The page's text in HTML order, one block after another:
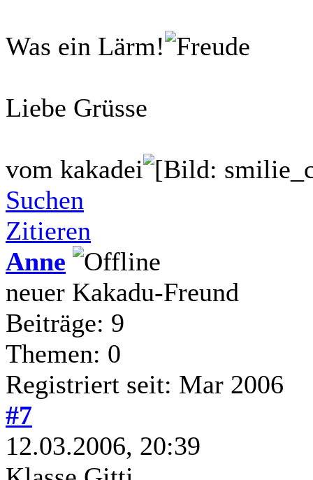
Was ein Lärm!
Liebe Grüsse
vom kakadei
Suchen
Zitieren
Anne
neuer Kakadu-Freund
Beiträge: 9
Themen: 0
Registriert seit: Mar 2006
#7
12.03.2006, 20:39